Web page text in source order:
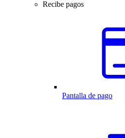
Recibe pagos
Pantalla de pago